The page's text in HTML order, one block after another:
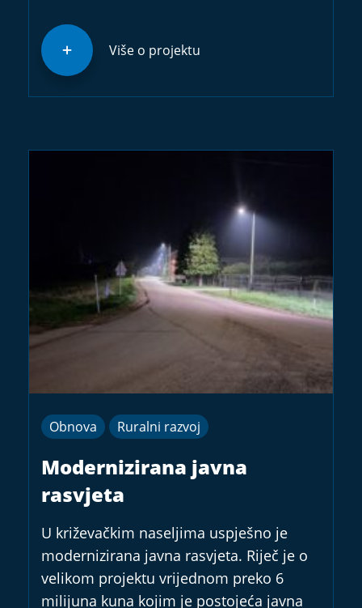
Više o projektu
Obnova Ruralni razvoj
Modernizirana javna
rasvjeta
U križevačkim naseljima uspješno je
modernizirana javna rasvjeta. Riječ je o
velikom projektu vrijednom preko 6
milijuna kuna kojim je postojeća javna